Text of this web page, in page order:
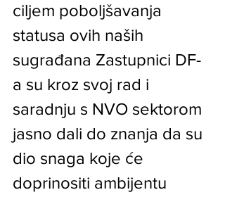
ciljem poboljšavanja
statusa ovih naših
sugrađana Zastupnici DF-
a su kroz svoj rad i
saradnju s NVO sektorom
jasno dali do znanja da su
dio snaga koje će
doprinositi ambijentu